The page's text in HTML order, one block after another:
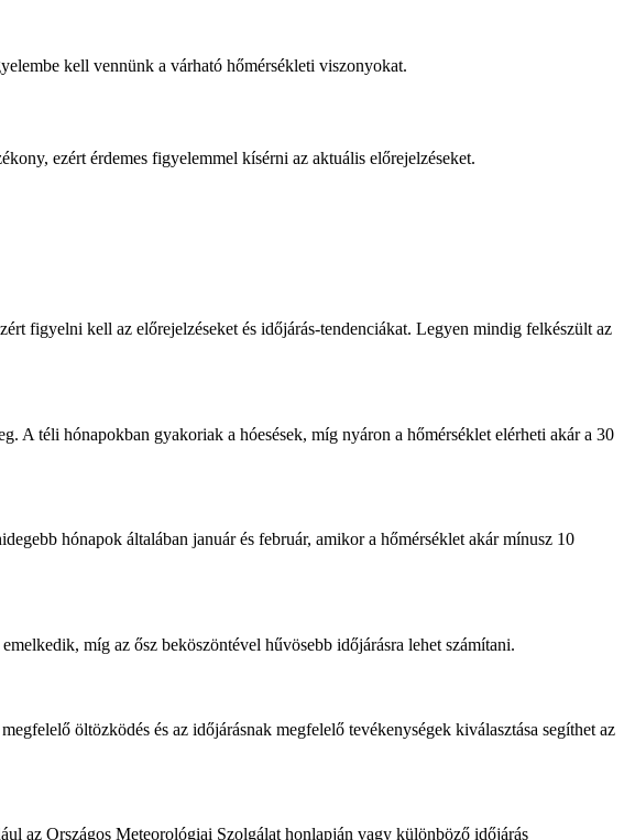
kell vennünk a várható hőmérsékleti viszonyokat.
ezért érdemes figyelemmel kísérni az aktuális előrejelzéseket.
figyelni kell az előrejelzéseket és időjárás-tendenciákat. Legyen mindig felkészült az
A téli hónapokban gyakoriak a hóesések, míg nyáron a hőmérséklet elérheti akár a 30
hónapok általában január és február, amikor a hőmérséklet akár mínusz 10
míg az ősz beköszöntével hűvösebb időjárásra lehet számítani.
öltözködés és az időjárásnak megfelelő tevékenységek kiválasztása segíthet az
az Országos Meteorológiai Szolgálat honlapján vagy különböző időjárás